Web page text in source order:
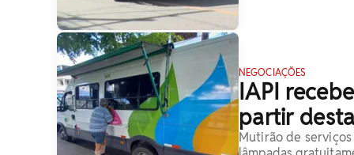
NEGOCIAÇÕES
IAPI
partir
Mutirão de